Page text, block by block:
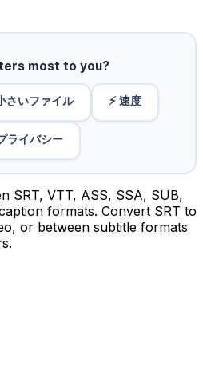
most to you?
さいファイル ⚡ 速度
ライバシー
SRT, VTT, ASS, SSA, SUB,
formats. Convert SRT to
or between subtitle formats